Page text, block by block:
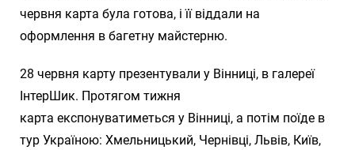
червня карта була готова, і її віддали на
оформлення в багетну майстерню.
28 червня карту презентували у Вінниці, в галереї
ІнтерШик. Протягом тижня
карта експонуватиметься у Вінниці, а потім поїде в
тур Україною: Хмельницький, Чернівці, Львів, Київ,